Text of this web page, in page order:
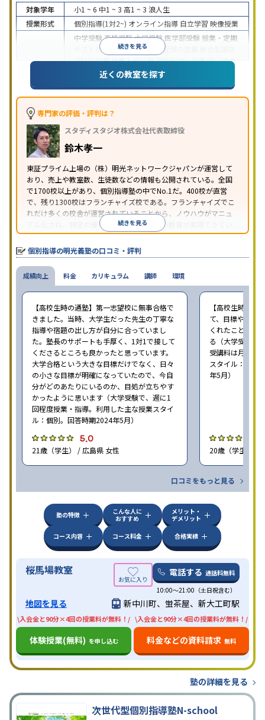
続きを見る
対象学年 小1 ~ 6 中1 ~ 3 高1 ~ 3 浪人生
授業形式
個別指導(1対2~) オンライン指導 自立学習 映像授業
中学受験高校受験大学受験 医学部受験 授業・定期
テスト対策
内申点対策 学習習慣の定着
(旧AO)対策推薦入試対策学校別特化対策国公立大
私大対策共通テスト対策
英語・英会話特化
対策その他科目別特化対策
特徴
中高一貫校生に対応
の振替可能
を利用オンライン対応1科目から受講可能
習のみの受講可
り
※2023年3月調査。小学校高学年の個別指導塾アンケート調査方法を参
近くの教室を探す
専門家の評価・評判は？
スタディスタジオ株式会社代表取締役
鈴木孝一
東証プライム上場の（株）明光ネットワークジャパンが運営して
おり、売上や教室数、生徒数などの情報も公開されている。全国
で1700校以上があり、個別指導塾の中でNo.1だ。400校が直営
で、残り1300校はフランチャイズ校である。フランチャイズでこ
れだけ多くの校舎が運営されていることから、ノウハウがマニュ
アル化され、特定の優秀な人材に依存しない教育が実現できてい
ることが推測される。
続きを見る
個別指導の明光義塾の口コミ・評判
成績向上
【高校生時の通塾】第一志望校に無事合格で
きました。当時、大学生だった先生の丁寧な
指導や宿題の出し方が自分に合っていまし
た。塾長のサポートも手厚く、1対1で接して
くださるところも良かったと思っています。
大学合格という大きな目標だけでなく、日々
の小さな目標が明確になっていたので、今自
分がどのあたりにいるのか、目処が立ちやす
かったように思います（大学受験で、週に1
回程度授業・指導。利用した主な授業スタイ
ル：個別。回答時期2024年5月）
5.0
21歳（学生） / 広島県 女性
【高校生時の通
て、目標や勉強
くれたことが、
る（大学受験で
受講料は月
スタイル：個別
年5月）
20歳（学生） /
口コミをもっと見る
料金 カリキュラム 講師 環境
塾の特徴
こんな人に
おすすめ
メリット・
デメリット
コース内容
コース料金 合格実績
桜馬場教室 電話する 通話料無料
10:00〜21:00（土日祝含む）
地図を見る 新中川町、蛍茶屋、新大工町駅
\入会金と90分×4回の授業料が無料！/
体験授業(無料) を申し込む
\入会金と90分×4回の授業料が無料！/
料金などの資料請求 無料
塾の詳細を見る
次世代型個別指導塾N-school